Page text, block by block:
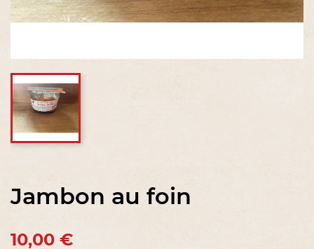
Jambon au foin
10,00 €